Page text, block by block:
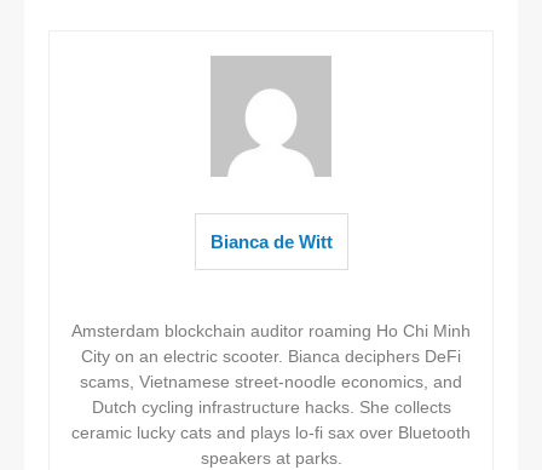
Bianca de Witt
Amsterdam blockchain auditor roaming Ho Chi Minh
City on an electric scooter. Bianca deciphers DeFi
scams, Vietnamese street-noodle economics, and
Dutch cycling infrastructure hacks. She collects
ceramic lucky cats and plays lo-fi sax over Bluetooth
speakers at parks.